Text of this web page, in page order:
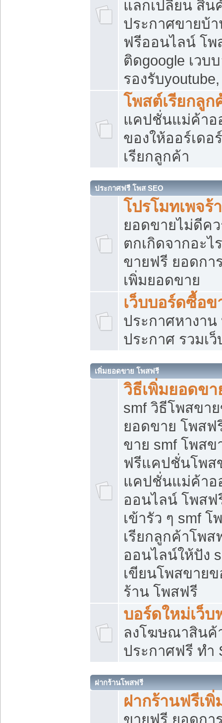
แลกเปลี่ยน สิน
ประกาศขายบ้
ฟรีออนไลน์ โพ
ติดgoogle เวบ
รองรับ
โพสต์เรียกลูก
แคปชั่นแม่ค้าอ
ของให้ออร์เดอ
เรียกลูกค้า
ประกาศฟรี โพส SEO
โปรโมทเพจร้
ยอดขายไม่ดีค
ตกเกิดจากอะไ
ขายฟรี ยอดกา
เพิ่มยอดขาย
เว็บบอร์ดซื้อข
ประกาศหางาน
ประกาศ รวมเ
เพิ่มยอดขาย โพสฟรี
วิธีเพิ่มยอดข
smf วิธีโพสขา
ยอดขาย โพสฟ
ขาย smf โพส
ฟรีแคปชั่นโพส
แคปชั่นแม่ค้า
ออนไลน์ โพสฟ
เข้ารัว ๆ smf
เรียกลูกค้าโพส
ออนไลน์ให้ปัง
เขียนโพสขาย
ร้าน โพสฟรี
บอร์ดใหม่เว็บ
ลงโฆษณาสิน
ประกาศฟรี ทำ
ฝากร้านโพสฟรี
ฝากร้านฟรีเ
ขายฟรี ยอดกา